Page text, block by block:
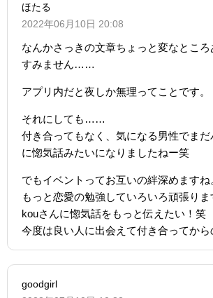
ほたる
2022年06月10日 20:08
なんかさっきの文章ちょっと変なところ
すみません……
アプリ内だと夜しか無理ってことです。
それにしても……
付き合ってもなく、気になる男性でま
に惚気話みたいになりましたねー笑
でもイベントってお互いの絆深めますね
もっと恋愛の勉強していろいろ頑張りま
kouさんに惚気話をもっと伝えたい！笑
今度は良い人に出会えて付き合ってから
goodgirl